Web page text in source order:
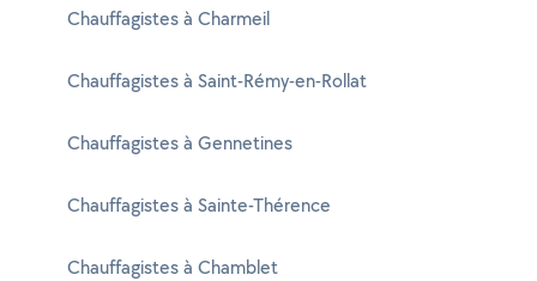
Chauffagistes à Charmeil
Chauffagistes à Saint-Rémy-en-Rollat
Chauffagistes à Gennetines
Chauffagistes à Sainte-Thérence
Chauffagistes à Chamblet